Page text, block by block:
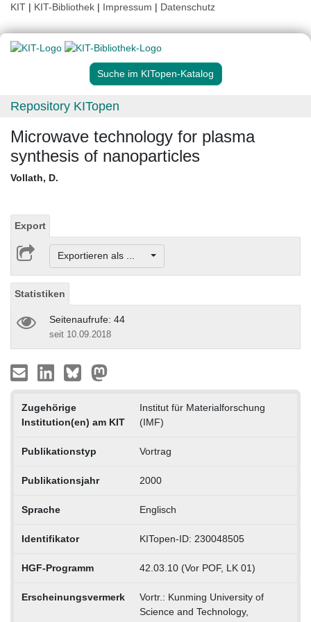
KIT | KIT-Bibliothek | Impressum | Datenschutz
Suche im KITopen-Katalog
Repository KITopen
Microwave technology for plasma
synthesis of nanoparticles
Vollath, D.
Export
Exportieren als ...
Statistiken
Seitenaufrufe: 44
seit 10.09.2018
Zugehörige
Institution(en) am KIT
Institut für Materialforschung
(IMF)
Publikationstyp Vortrag
Publikationsjahr 2000
Sprache Englisch
Identifikator KITopen-ID: 230048505
HGF-Programm 42.03.10 (Vor POF, LK 01)
Erscheinungsvermerk
Vortr.: Kunming University of
Science and Technology,